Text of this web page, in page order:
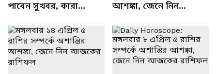
পাবেন সুখবর, কারা
বিশদে
আশঙ্কা, জেনে নিন